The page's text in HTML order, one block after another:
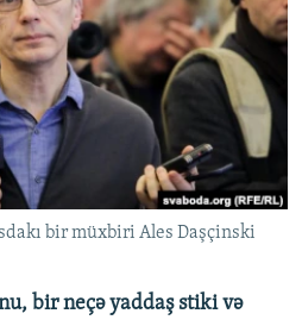
STANDARTLARIMIZ
bir müxbiri Ales Daşçinski
bir neçə yaddaş stiki və